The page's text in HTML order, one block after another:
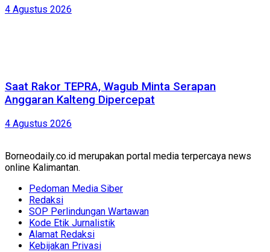
4 Agustus 2026
Saat Rakor TEPRA, Wagub Minta Serapan
Anggaran Kalteng Dipercepat
4 Agustus 2026
Borneodaily.co.id merupakan portal media terpercaya news
online Kalimantan.
Pedoman Media Siber
Redaksi
SOP Perlindungan Wartawan
Kode Etik Jurnalistik
Alamat Redaksi
Kebijakan Privasi